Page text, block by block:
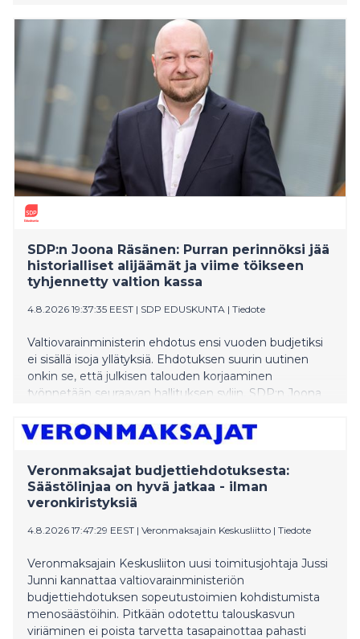
SDP:n Joona Räsänen: Purran perinnöksi jää
historialliset alijäämät ja viime töikseen
tyhjennetty valtion kassa
4.8.2026 19:37:35 EEST | SDP EDUSKUNTA | Tiedote
Valtiovarainministerin ehdotus ensi vuoden budjetiksi
ei sisällä isoja yllätyksiä. Ehdotuksen suurin uutinen
onkin se, että julkisen talouden korjaaminen
työnnetään seuraavan hallituksen syliin, SDP:n Joona
Veronmaksajat budjettiehdotuksesta:
Säästölinjaa on hyvä jatkaa - ilman
veronkiristyksiä
4.8.2026 17:47:29 EEST | Veronmaksajain Keskusliitto | Tiedote
Veronmaksajain Keskusliiton uusi toimitusjohtaja Jussi
Junni kannattaa valtiovarainministeriön
budjettiehdotuksen sopeutustoimien kohdistumista
menosäästöihin. Pitkään odotettu talouskasvun
viriäminen ei poista tarvetta tasapainottaa pahasti